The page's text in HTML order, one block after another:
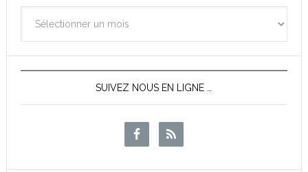
des
News
SUIVEZ NOUS EN LIGNE …